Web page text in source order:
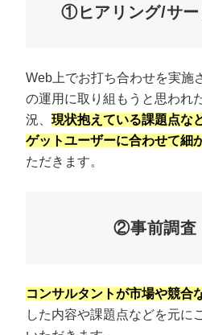
①ヒアリング/サー
Web上でお打ち合わせを実施
の運用に取り組もうと思われ
況、 現状抱えている課題点な
ゲットユーザーに合わせて細
ただきます。
②事前調査
コンサルタントが市場や競合
した内容や課題点などを元に